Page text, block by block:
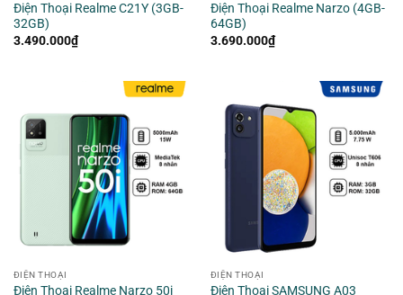
Điện Thoại Realme C21Y (3GB-
32GB)
3.490.000₫
Điện Thoại Realme Narzo (4GB-
64GB)
3.690.000₫
ĐIỆN THOẠI
Điện Thoại Realme Narzo 50i
ĐIỆN THOẠI
Điện Thoại SAMSUNG A03